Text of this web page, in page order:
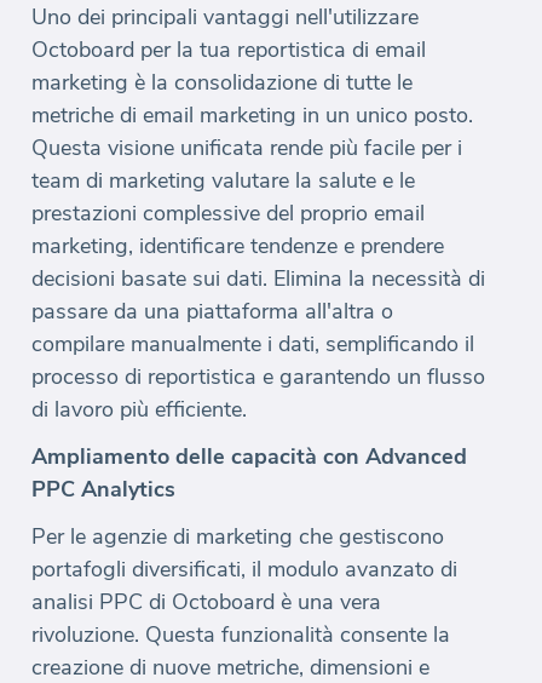
Uno dei principali vantaggi nell'utilizzare
Octoboard per la tua reportistica di email
marketing è la consolidazione di tutte le
metriche di email marketing in un unico posto.
Questa visione unificata rende più facile per i
team di marketing valutare la salute e le
prestazioni complessive del proprio email
marketing, identificare tendenze e prendere
decisioni basate sui dati. Elimina la necessità di
passare da una piattaforma all'altra o
compilare manualmente i dati, semplificando il
processo di reportistica e garantendo un flusso
di lavoro più efficiente.
Ampliamento delle capacità con Advanced
PPC Analytics
Per le agenzie di marketing che gestiscono
portafogli diversificati, il modulo avanzato di
analisi PPC di Octoboard è una vera
rivoluzione. Questa funzionalità consente la
creazione di nuove metriche, dimensioni e